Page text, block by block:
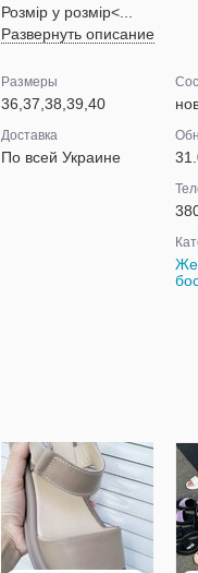
Розмір у розмір<...
Развернуть описание
Размеры
36,37,38,39,40
Доставка
По всей Украине